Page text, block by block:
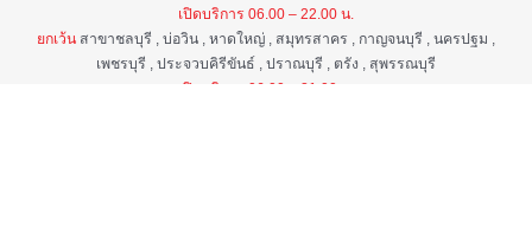
เปิดบริการ 06.00 – 22.00 น.
ยกเว้น สาขาชลบุรี , บ่อวิน , หาดใหญ่ , สมุทรสาคร , กาญจนบุรี , นครปฐม ,
เพชรบุรี , ประจวบคิรีขันธ์ , ปราณบุรี , ตรัง , สุพรรณบุรี
เปิดบริการ 06.00 – 21.00 น.